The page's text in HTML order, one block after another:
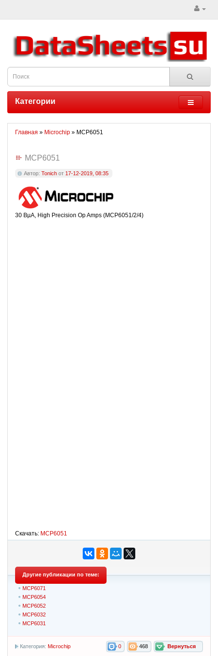
Категории
Главная » Microchip » MCP6051
MCP6051
Автор: Tonich от 17-12-2019, 08:35
30 ВµA, High Precision Op Amps (MCP6051/2/4)
Скачать: MCP6051
Другие публикации по теме:
MCP6071
MCP6054
MCP6052
MCP6032
MCP6031
Вернуться
468
0
Категория: Microchip